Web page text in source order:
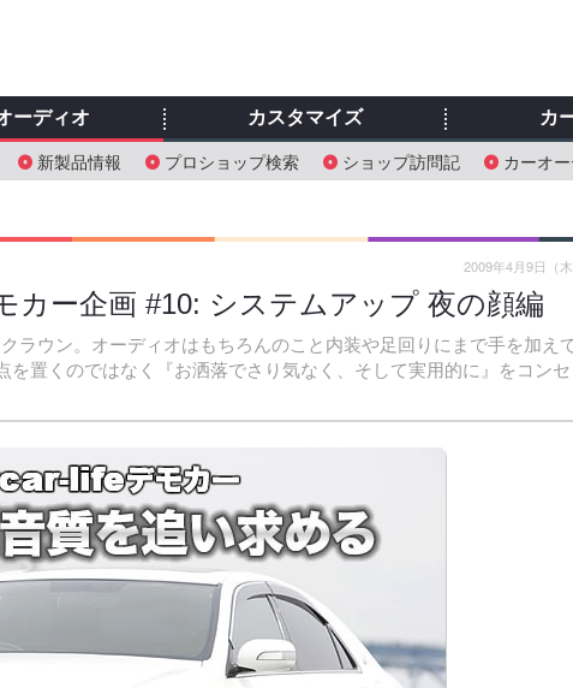
ーディオ
新製品情報 プロショップ検索 ショップ訪問記 カーオ
カスタマイズ カ
カー企画 #10: システムアップ 夜の顔編
ラウン。オーディオはもちろんのこと内装や足回りにまで手を加え
置くのではなく『お洒落でさり気なく、そして実用的に』をコンセ
2009年4月9日（